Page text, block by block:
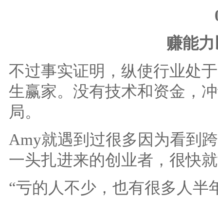
赚能
不过事实证明，纵使行业处
生赢家。没有技术和资金，
局。
Amy就遇到过很多因为看到
一头扎进来的创业者，很快
“亏的人不少，也有很多人半